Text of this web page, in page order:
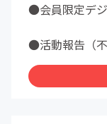
●会員限定デジ
●活動報告（不